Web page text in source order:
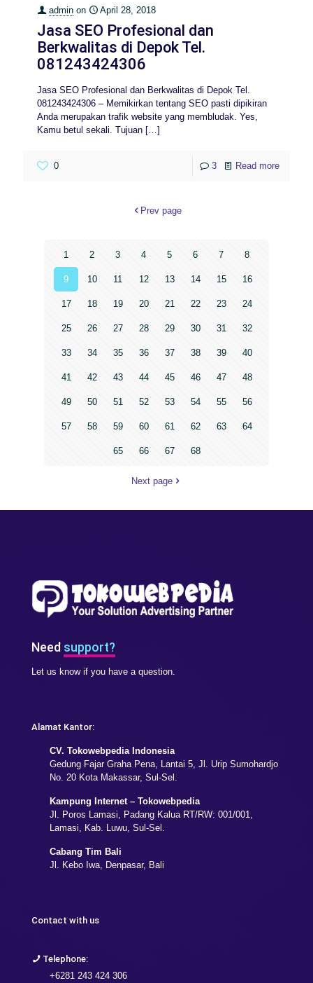
admin on April 28, 2018
Jasa SEO Profesional dan
Berkwalitas di Depok Tel.
081243424306
Jasa SEO Profesional dan Berkwalitas di Depok Tel.
081243424306 – Memikirkan tentang SEO pasti dipikiran
Anda merupakan trafik website yang membludak. Yes,
Kamu betul sekali. Tujuan […]
0 3 Read more
Prev page
1 2 3 4 5 6 7 8
9 10 11 12 13 14 15 16
17 18 19 20 21 22 23 24
25 26 27 28 29 30 31 32
33 34 35 36 37 38 39 40
41 42 43 44 45 46 47 48
49 50 51 52 53 54 55 56
57 58 59 60 61 62 63 64
65 66 67 68
Next page
Need support?
Let us know if you have a question.
Alamat Kantor:
CV. Tokowebpedia Indonesia
Gedung Fajar Graha Pena, Lantai 5, Jl. Urip Sumohardjo
No. 20 Kota Makassar, Sul-Sel.
Kampung Internet – Tokowebpedia
Jl. Poros Lamasi, Padang Kalua RT/RW: 001/001,
Lamasi, Kab. Luwu, Sul-Sel.
Cabang Tim Bali
Jl. Kebo Iwa, Denpasar, Bali
Contact with us
Telephone:
+6281 243 424 306